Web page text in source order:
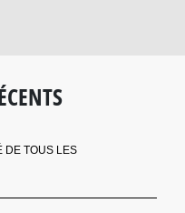
DE TOUS LES